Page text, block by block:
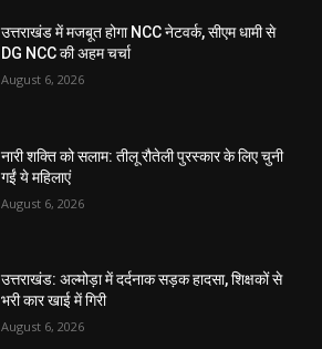
उत्तराखंड में मजबूत होगा NCC नेटवर्क, सीएम धामी से
DG NCC की अहम चर्चा
August 6, 2026
नारी शक्ति को सलाम: तीलू रौतेली पुरस्कार के लिए चुनी
गईं ये महिलाएं
August 6, 2026
उत्तराखंड: अल्मोड़ा में दर्दनाक सड़क हादसा, शिक्षकों से
भरी कार खाई में गिरी
August 6, 2026